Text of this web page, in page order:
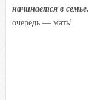
начинается в семье.
очередь — мать!